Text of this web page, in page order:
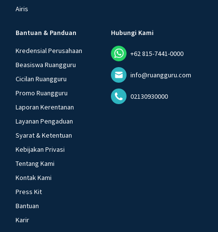
Airis
Bantuan & Panduan
Kredensial Perusahaan
Beasiswa Ruangguru
Cicilan Ruangguru
Promo Ruangguru
Laporan Kerentanan
Layanan Pengaduan
Syarat & Ketentuan
Kebijakan Privasi
Tentang Kami
Kontak Kami
Press Kit
Bantuan
Karir
Hubungi Kami
+62 815-7441-0000
info@ruangguru.com
02130930000